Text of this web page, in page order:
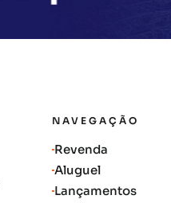
NAVEGAÇÃO
Revenda
Aluguel
Lançamentos